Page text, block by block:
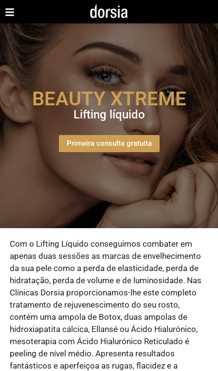
BEAUTY XTREME
Lifting líquido
Primeira consulta gratuita
Com o Lifting Líquido conseguimos combater em
apenas duas sessões as marcas de envelhecimento
da sua pele como a perda de elasticidade, perda de
hidratação, perda de volume e de luminosidade. Nas
Clínicas Dorsia proporcionamos-lhe este completo
tratamento de rejuvenescimento do seu rosto,
contém uma ampola de Botox, duas ampolas de
hidroxiapatita cálcica, Ellansé ou Ácido Hialurónico,
mesoterapia com Ácido Hialurónico Reticulado é
peeling de nível médio. Apresenta resultados
fantásticos e aperfeiçoa as rugas, flacidez e a